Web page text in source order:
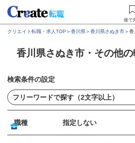
後で
クリエイト転職・求人TOP ＞香川県＞香川県さぬき市＞香
香川県さぬき市・その他
検索条件の設定
職種 指定しない